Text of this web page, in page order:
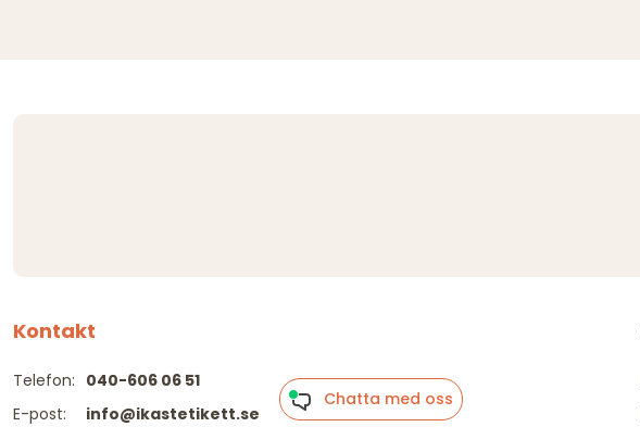
Kontakt
Telefon:
E-post:
040-606 06 51
info@ikastetikett.se
Chatta med oss